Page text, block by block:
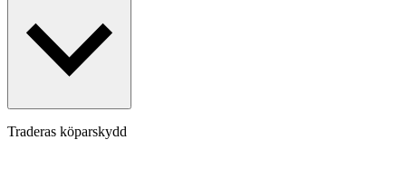
Traderas köparskydd